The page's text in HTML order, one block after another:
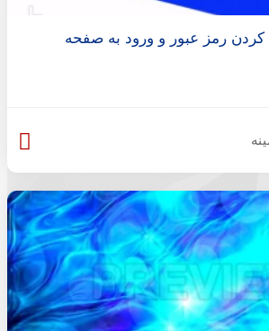
رمز عبور و ورود به صفحه